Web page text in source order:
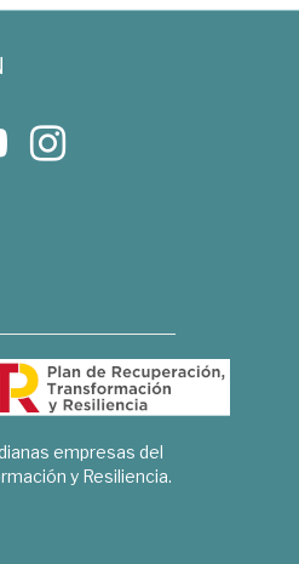
empresas del
y Resiliencia.